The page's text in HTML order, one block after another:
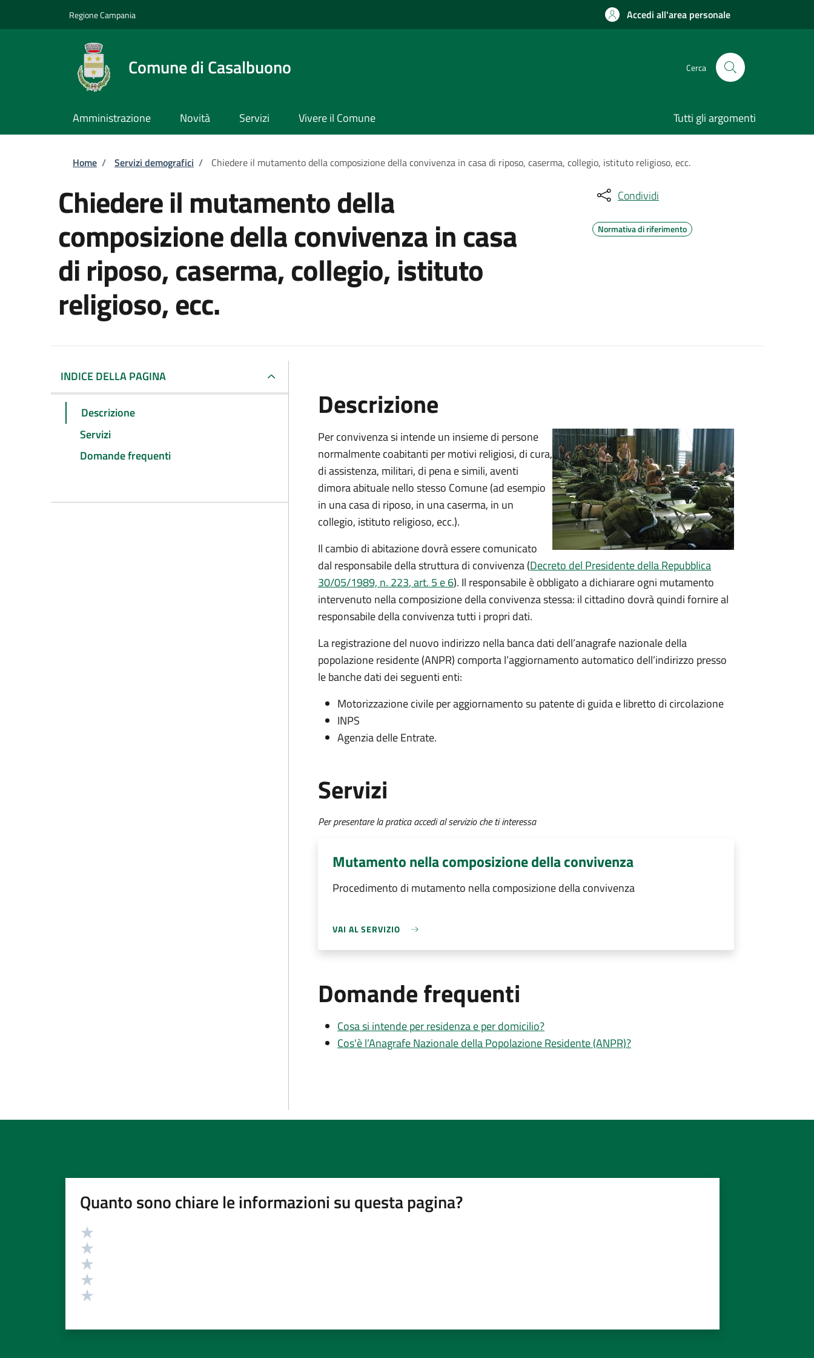
Regione Campania Accedi all'area personale
Comune di Casalbuono Cerca
Amministrazione Novità Servizi Vivere il Comune Tutti gli argomenti
Briciole di pane
Home / Servizi demografici / Chiedere il mutamento della composizione della convivenza in casa di riposo, caserma, collegio, istituto religioso, ecc.
Chiedere il mutamento della
composizione della convivenza in casa
di riposo, caserma, collegio, istituto
religioso, ecc.
Condividi
Normativa di riferimento
INDICE DELLA PAGINA
Descrizione
Servizi
Domande frequenti
Descrizione
Per convivenza si intende un insieme di persone
normalmente coabitanti per motivi religiosi, di cura,
di assistenza, militari, di pena e simili, aventi
dimora abituale nello stesso Comune (ad esempio
in una casa di riposo, in una caserma, in un
collegio, istituto religioso, ecc.).
Il cambio di abitazione dovrà essere comunicato
dal responsabile della struttura di convivenza (Decreto del Presidente della Repubblica
30/05/1989, n. 223, art. 5 e 6). Il responsabile è obbligato a dichiarare ogni mutamento
intervenuto nella composizione della convivenza stessa: il cittadino dovrà quindi fornire al
responsabile della convivenza tutti i propri dati.
La registrazione del nuovo indirizzo nella banca dati dell’anagrafe nazionale della
popolazione residente (ANPR) comporta l’aggiornamento automatico dell’indirizzo presso
le banche dati dei seguenti enti:
Motorizzazione civile per aggiornamento su patente di guida e libretto di circolazione
INPS
Agenzia delle Entrate.
Servizi
Per presentare la pratica accedi al servizio che ti interessa
Mutamento nella composizione della convivenza
Procedimento di mutamento nella composizione della convivenza
VAI AL SERVIZIO
Domande frequenti
Cosa si intende per residenza e per domicilio?
Cos'è l’Anagrafe Nazionale della Popolazione Residente (ANPR)?
Quanto sono chiare le informazioni su questa pagina?
Valutazione